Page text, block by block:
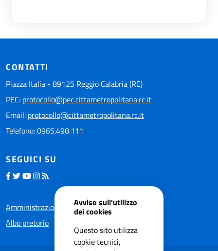
CONTATTI
Piazza Italia - 89125 Reggio Calabria (RC)
PEC: protocollo@pec.cittametropolitana.rc.it
Email: protocollo@cittametropolitana.rc.it
Telefono: 0965.498.111
SEGUICI SU
Amministrazione trasparente
Albo pretorio
Avviso sull'utilizzo
dei cookies
Questo sito utilizza
cookie tecnici,